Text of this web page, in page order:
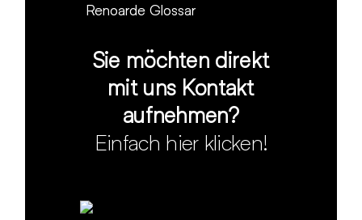
Renoarde Glossar
Sie möchten direkt
mit uns Kontakt
aufnehmen?
Einfach hier klicken!